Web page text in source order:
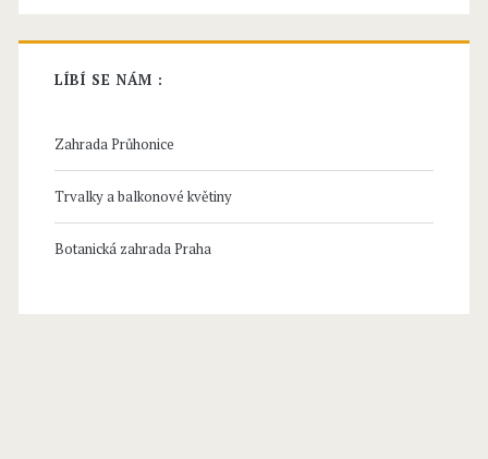
e
g
l
y
LÍBÍ SE NÁM :
Zahrada Průhonice
Trvalky a balkonové květiny
Botanická zahrada Praha